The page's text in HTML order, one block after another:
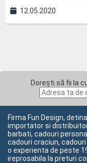
12.05.2020
Dorești să fii la
Firma Fun Design,
importator si
barbati, cadouri
cadouri craciun,
o experienta de peste
ireprosabila la preturi